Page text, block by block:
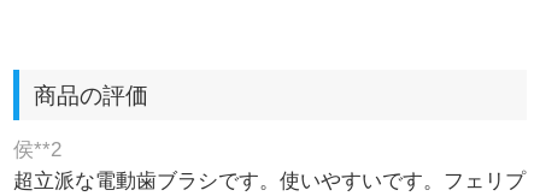
商品の評価
侯**2
超立派な電動歯ブラシです。使いやすいです。フェリプ